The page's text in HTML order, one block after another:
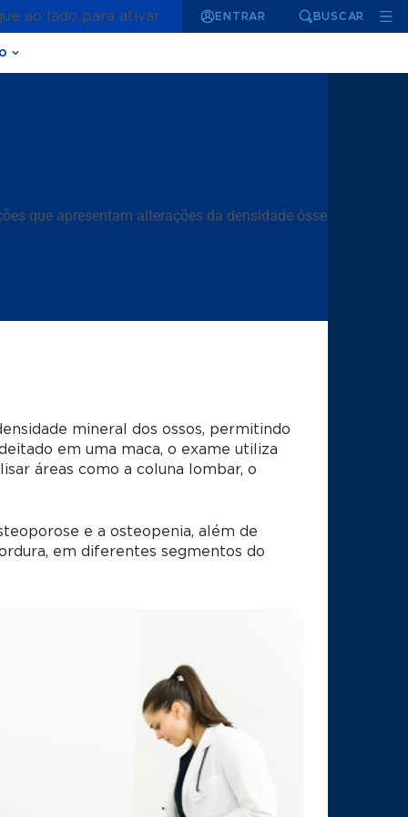
ao lado para ativar ENTRAR BUSCAR
que apresentam alterações da densidade óssea.
mineral dos ossos, permitindo
em uma maca, o exame utiliza
áreas como a coluna lombar, o
e a osteopenia, além de
em diferentes segmentos do